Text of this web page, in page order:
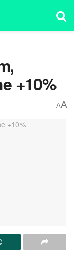
+10%
AA